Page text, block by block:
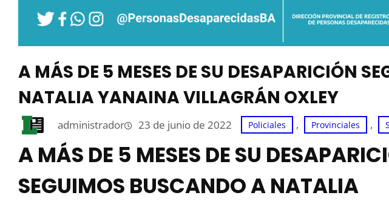
A MÁS DE 5 MESES DE SU DESAPARICIÓN
NATALIA YANAINA VILLAGRÁN OXLEY
administrador 23 de junio de 2022 Policiales , Provinciales ,
A MÁS DE 5 MESES DE SU
SEGUIMOS BUSCANDO A NATALIA